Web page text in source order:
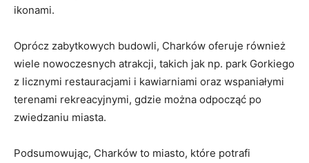
ikonami.
Oprócz zabytkowych budowli, ​Charków ​oferuje również
wiele nowoczesnych atrakcji, takich jak np. ⁣park Gorkiego
z licznymi restauracjami i kawiarniami oraz wspaniałymi
terenami ⁢rekreacyjnymi, gdzie można odpocząć po
zwiedzaniu miasta.
Podsumowując, Charków to miasto, które potrafi